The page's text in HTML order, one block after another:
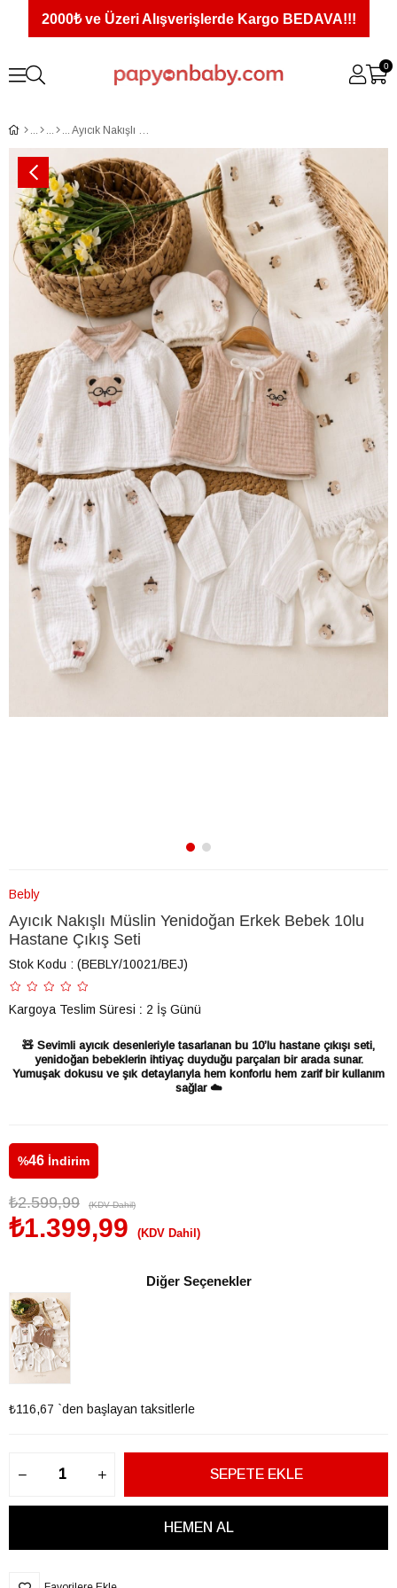
2000₺ ve Üzeri Alışverişlerde Kargo BEDAVA!!!
0
Ayıcık Nakışlı Müslin Yenidoğan Erkek Bebek 10lu Hastane Çıkış Seti
Bebly
Ayıcık Nakışlı Müslin Yenidoğan Erkek Bebek 10lu
Hastane Çıkış Seti
Stok Kodu (BEBLY/10021/BEJ)
Kargoya Teslim Süresi : 2 İş Günü
🧸 Sevimli ayıcık desenleriyle tasarlanan bu 10’lu hastane çıkışı seti,
yenidoğan bebeklerin ihtiyaç duyduğu parçaları bir arada sunar.
Yumuşak dokusu ve şık detaylarıyla hem konforlu hem zarif bir kullanım
sağlar ☁️
%46 İndirim
₺2.599,99 (KDV Dahil)
₺1.399,99 (KDV Dahil)
Diğer Seçenekler
₺116,67 `den başlayan taksitlerle